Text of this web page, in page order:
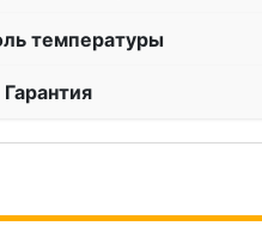
температуры